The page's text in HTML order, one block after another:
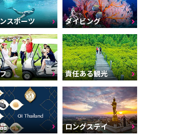
スポーツ ダイビング
責任ある観光
ロングステイ